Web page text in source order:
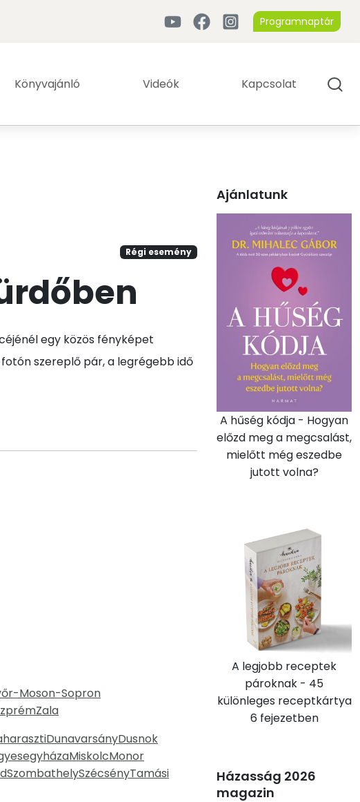
Programnaptár
Könyvajánló Videók Kapcsolat
Régi esemény
egy közös fényképet
szereplő pár, a legrégebb idő
Moson-Sopron
Zala
DunavarsányDusnok
MiskolcMonor
SzombathelySzécsényTamási
Ajánlatunk
A hűség kódja - Hogyan
előzd meg a megcsalást,
mielőtt még eszedbe
jutott volna?
A legjobb receptek
pároknak - 45
különleges receptkártya
6 fejezetben
Házasság 2026
magazin